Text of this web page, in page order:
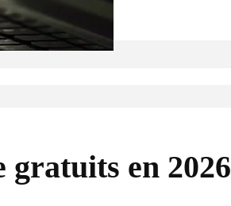
gratuits en 2026